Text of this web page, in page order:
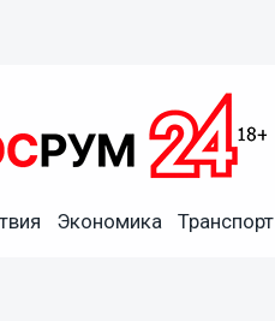
Экономика Транспорт